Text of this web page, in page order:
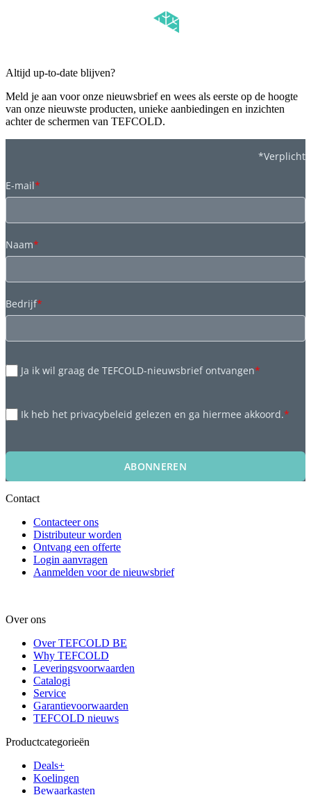
Altijd up-to-date blijven?
Meld je aan voor onze nieuwsbrief en wees als eerste op de hoogte
van onze nieuwste producten, unieke aanbiedingen en inzichten
achter de schermen van TEFCOLD.
*Verplicht
E-mail*
Naam*
Bedrijf*
Ja ik wil graag de TEFCOLD-nieuwsbrief ontvangen*
Ik heb het privacybeleid gelezen en ga hiermee akkoord.*
ABONNEREN
Contact
Contacteer ons
Distributeur worden
Ontvang een offerte
Login aanvragen
Aanmelden voor de nieuwsbrief
Over ons
Over TEFCOLD BE
Why TEFCOLD
Leveringsvoorwaarden
Catalogi
Service
Garantievoorwaarden
TEFCOLD nieuws
Productcategorieën
Deals+
Koelingen
Bewaarkasten